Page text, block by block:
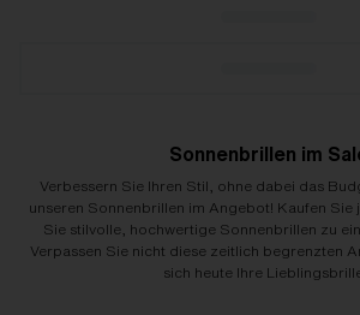
Sonnenbrillen im
Verbessern Sie Ihren Stil, ohne dabei das
unseren Sonnenbrillen im Angebot! Kaufen Sie
Sie stilvolle, hochwertige Sonnenbrillen zu
Verpassen Sie nicht diese zeitlich begrenzten
sich heute Ihre